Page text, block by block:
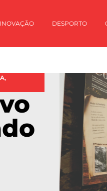
INOVAÇÃO DESPORTO
,